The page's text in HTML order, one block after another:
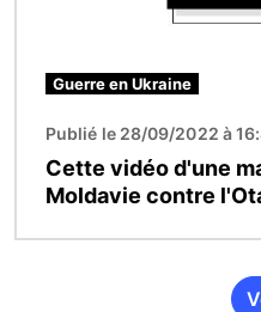
Guerre en Ukraine
Publié le 28/09/2022 à
Cette vidéo d'une
Moldavie contre